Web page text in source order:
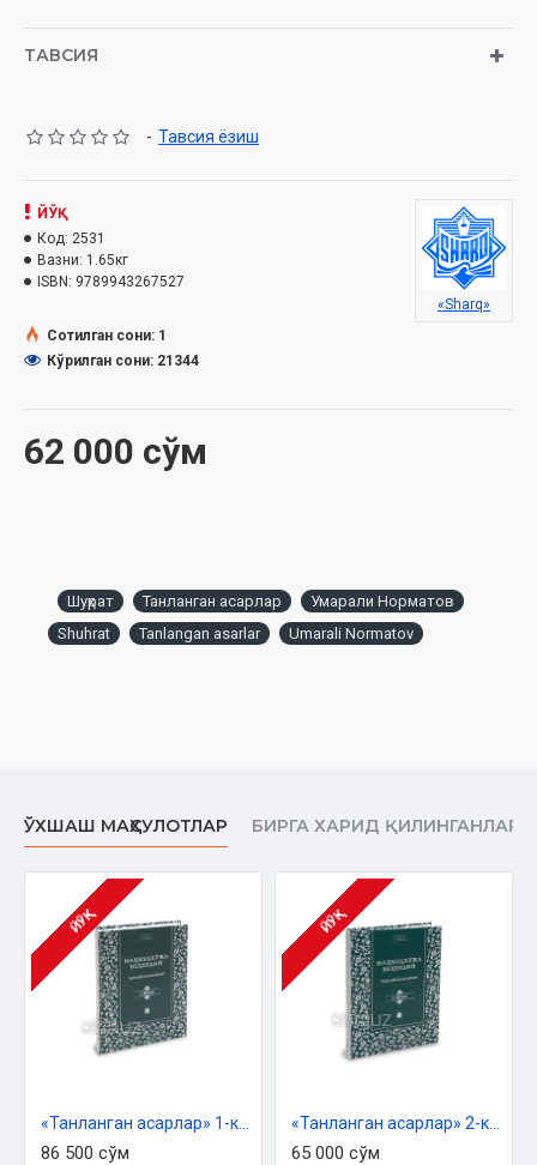
Нашриёт:
ISBN: 978-9943-26-752-7
ТАВСИЯ
- Тавсия ёзиш
62 000 сўм
ЙЎҚ
Код: 2531
Вазни: 1.65кг
ISBN: 9789943267527
«Sharq»
Сотилган сони: 1
Кўрилган сони: 21344
Шуҳрат Танланган асарлар
Умарали Норматов
Shuhrat
Tanlangan asarlar Umarali Normatov
ЎХШАШ МАҲСУЛОТЛАР БИРГА ХАРИД ҚИЛИНГАНЛАР
ЙЎҚ
86 500 сўм
ЙЎҚ
65 000 сўм